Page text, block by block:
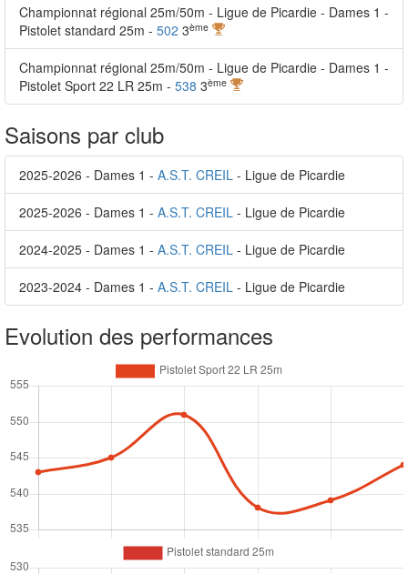
Championnat régional 25m/50m - Ligue de Picardie - Dames 1 -
Pistolet standard 25m - 502 3ème
Championnat régional 25m/50m - Ligue de Picardie - Dames 1 -
Pistolet Sport 22 LR 25m - 538 3ème
Saisons par club
2025-2026 - Dames 1 - A.S.T. CREIL - Ligue de Picardie
2025-2026 - Dames 1 - A.S.T. CREIL - Ligue de Picardie
2024-2025 - Dames 1 - A.S.T. CREIL - Ligue de Picardie
2023-2024 - Dames 1 - A.S.T. CREIL - Ligue de Picardie
Evolution des performances